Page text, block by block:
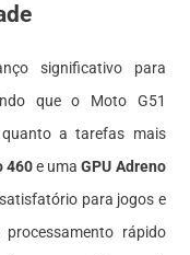
significativo para
que o Moto G51
a tarefas mais
460e umaGPU Adreno
para jogos e
rápido